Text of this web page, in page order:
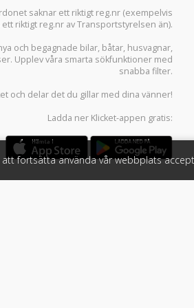
saknar ett riktigt reg.nr (exempelvis
riktigt reg.nr av Transportstyrelsen än).
och begagnade bilar, båtar, husvagnar,
Upplev våra smarta sökfunktioner med
snabba filter.
och delar det du gillar med dina vänner!
Ladda ner Klicket-appen gratis:
fortsätta använda vår webbplats